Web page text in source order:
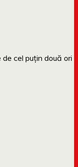
de cel puțin două ori